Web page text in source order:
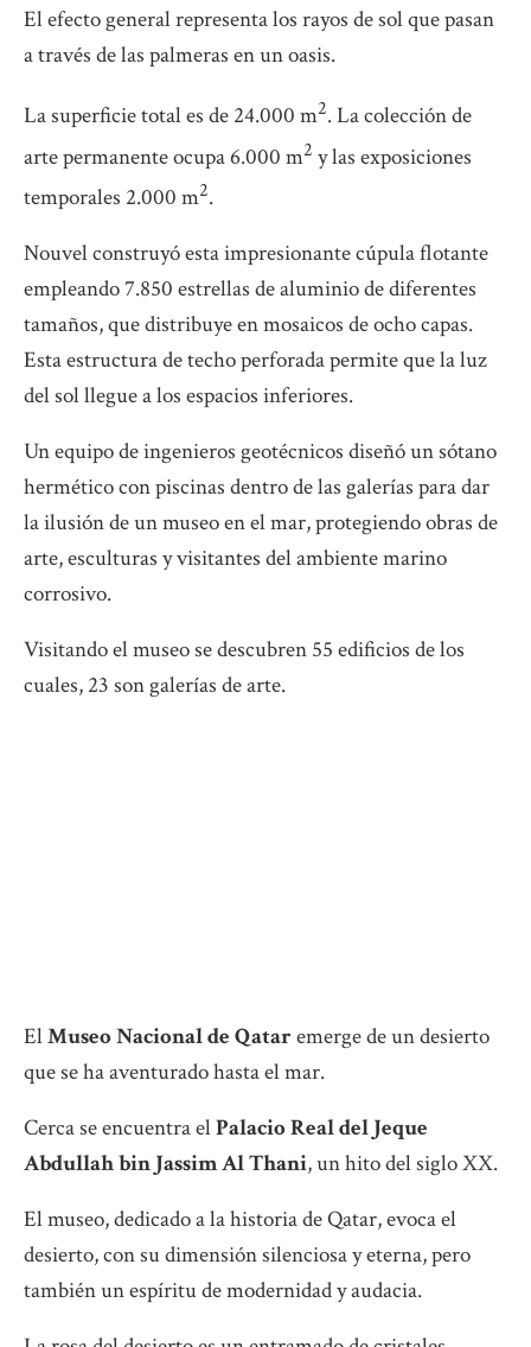
El efecto general representa los rayos de sol que pasan
a través de las palmeras en un oasis.
La superficie total es de 24.000 m2. La colección de
arte permanente ocupa 6.000 m2 y las exposiciones
temporales 2.000 m2.
Nouvel construyó esta impresionante cúpula flotante
empleando 7.850 estrellas de aluminio de diferentes
tamaños, que distribuye en mosaicos de ocho capas.
Esta estructura de techo perforada permite que la luz
del sol llegue a los espacios inferiores.
Un equipo de ingenieros geotécnicos diseñó un sótano
hermético con piscinas dentro de las galerías para dar
la ilusión de un museo en el mar, protegiendo obras de
arte, esculturas y visitantes del ambiente marino
corrosivo.
Visitando el museo se descubren 55 edificios de los
cuales, 23 son galerías de arte.
ElMuseo Nacional de Qatar emerge de un desierto
que se ha aventurado hasta el mar.
Cerca se encuentra elPalacio Real del Jeque
Abdullah bin Jassim Al Thani, un hito del siglo XX.
El museo, dedicado a la historia de Qatar, evoca el
desierto, con su dimensión silenciosa y eterna, pero
también un espíritu de modernidad y audacia.